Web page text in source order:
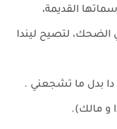
القديمة،
لتصيح ليندا
دا بدل ما تشجعني .
و مالك).